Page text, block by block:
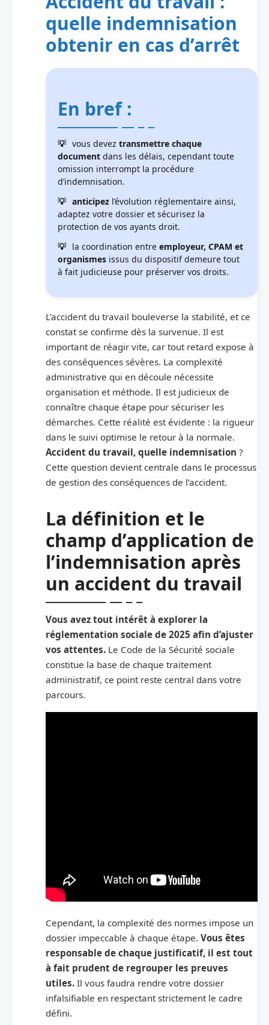
quelle indemnisation
obtenir en cas d’arrêt
En bref :
vous devez transmettre chaque
document dans les délais, cependant toute
omission interrompt la procédure
d’indemnisation.
anticipez l’évolution réglementaire ainsi,
adaptez votre dossier et sécurisez la
protection de vos ayants droit.
la coordination entre employeur, CPAM et
organismes issus du dispositif demeure tout
à fait judicieuse pour préserver vos droits.
L’accident du travail bouleverse la stabilité, et ce
constat se confirme dès la survenue. Il est
important de réagir vite, car tout retard expose à
des conséquences sévères. La complexité
administrative qui en découle nécessite
organisation et méthode. Il est judicieux de
connaître chaque étape pour sécuriser les
démarches. Cette réalité est évidente : la rigueur
dans le suivi optimise le retour à la normale.
Accident du travail, quelle indemnisation ?
Cette question devient centrale dans le processus
de gestion des conséquences de l’accident.
La définition et le
champ d’application de
l’indemnisation après
un accident du travail
Vous avez tout intérêt à explorer la
réglementation sociale de 2025 afin d’ajuster
vos attentes. Le Code de la Sécurité sociale
constitue la base de chaque traitement
administratif, ce point reste central dans votre
parcours.
Cependant, la complexité des normes impose un
dossier impeccable à chaque étape. Vous êtes
responsable de chaque justificatif, il est tout
à fait prudent de regrouper les preuves
utiles. Il vous faudra rendre votre dossier
infalsifiable en respectant strictement le cadre
défini.